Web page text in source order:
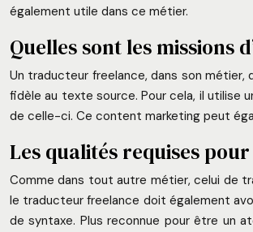
également utile dans ce métier.
Quelles sont les missions
Un traducteur freelance, dans son
fidèle au texte source. Pour cela, il utilise
de celle-ci. Ce content marketing peut
Les qualités requises
Comme dans tout autre métier, celui de
le traducteur freelance doit également
de syntaxe. Plus reconnue pour être un